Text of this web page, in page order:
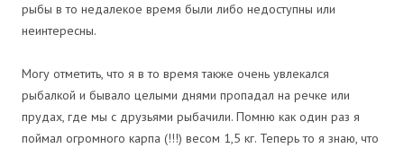
рыбы в то недалекое время были либо недоступны или
неинтересны.
Могу отметить, что я в то время также очень увлекался
рыбалкой и бывало целыми днями пропадал на речке или
прудах, где мы с друзьями рыбачили. Помню как один раз я
поймал огромного карпа (!!!) весом 1,5 кг. Теперь то я знаю, что